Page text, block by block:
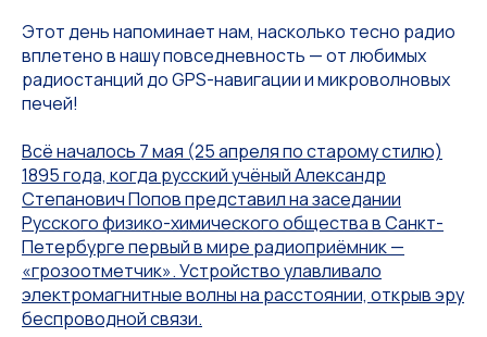
Этот день напоминает нам, насколько тесно радио
вплетено в нашу повседневность — от любимых
радиостанций до GPS-навигации и микроволновых
печей!
Всё началось 7 мая (25 апреля по старому стилю)
1895 года, когда русский учёный Александр
Степанович Попов представил на заседании
Русского физико-химического общества в Санкт-
Петербурге первый в мире радиоприёмник —
«грозоотметчик». Устройство улавливало
электромагнитные волны на расстоянии, открыв эру
беспроводной связи.